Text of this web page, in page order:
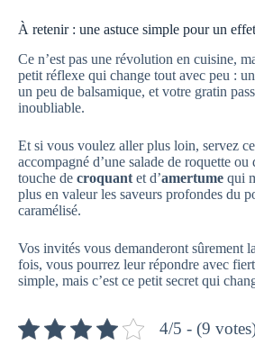
À retenir : une astuce simple pour un
Ce n’est pas une révolution en cuisine,
petit réflexe qui change tout avec peu :
un peu de balsamique, et votre gratin
inoubliable.
Et si vous voulez aller plus loin, servez
accompagné d’une salade de roquette
touche de croquant et d’amertume qui
plus en valeur les saveurs profondes du
caramélisé.
Vos invités vous demanderont sûrement
fois, vous pourrez leur répondre avec
simple, mais c’est ce petit secret qui
4/5 - (9